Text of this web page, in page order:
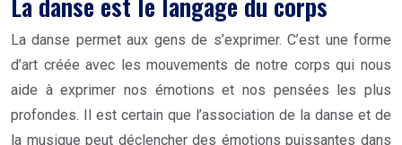
La danse permet aux gens de s’exprimer. C’est une forme
d’art créée avec les mouvements de notre corps qui nous
aide à exprimer nos émotions et nos pensées les plus
profondes. Il est certain que l’association de la danse et de
la musique peut déclencher des émotions puissantes dans